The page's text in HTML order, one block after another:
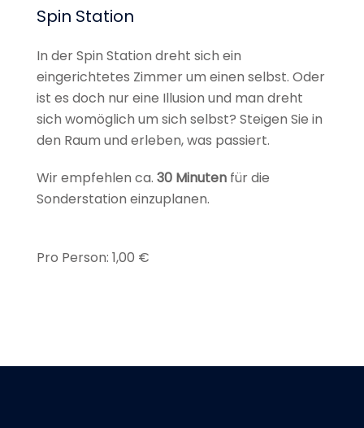
Spin Station
In der Spin Station dreht sich ein
eingerichtetes Zimmer um einen selbst. Oder
ist es doch nur eine Illusion und man dreht
sich womöglich um sich selbst? Steigen Sie in
den Raum und erleben, was passiert.
Wir empfehlen ca. 30 Minuten für die
Sonderstation einzuplanen.
Pro Person: 1,00 €